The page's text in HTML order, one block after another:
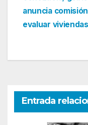
entradas
anuncia
evaluar viviendas
Entrada